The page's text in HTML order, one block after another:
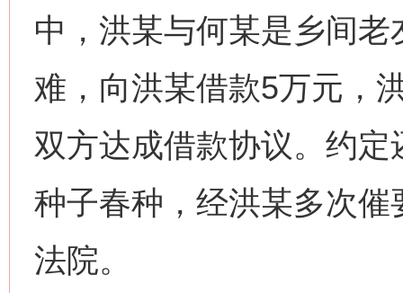
中，洪某与何某是乡间
难，向洪某借款5万元，
双方达成借款协议。约
种子春种，经洪某多次
法院。